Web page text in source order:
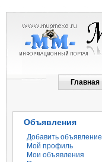
Главная
Объявления
Добавить объявление
Мой профиль
Мои объявления